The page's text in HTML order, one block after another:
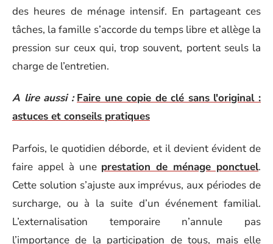
des heures de ménage intensif. En partageant ces
tâches, la famille s’accorde du temps libre et allège la
pression sur ceux qui, trop souvent, portent seuls la
charge de l’entretien.
A lire aussi : Faire une copie de clé sans l'original :
astuces et conseils pratiques
Parfois, le quotidien déborde, et il devient évident de
faire appel à une prestation de ménage ponctuel.
Cette solution s’ajuste aux imprévus, aux périodes de
surcharge, ou à la suite d’un événement familial.
L’externalisation temporaire n’annule pas
l’importance de la participation de tous, mais elle